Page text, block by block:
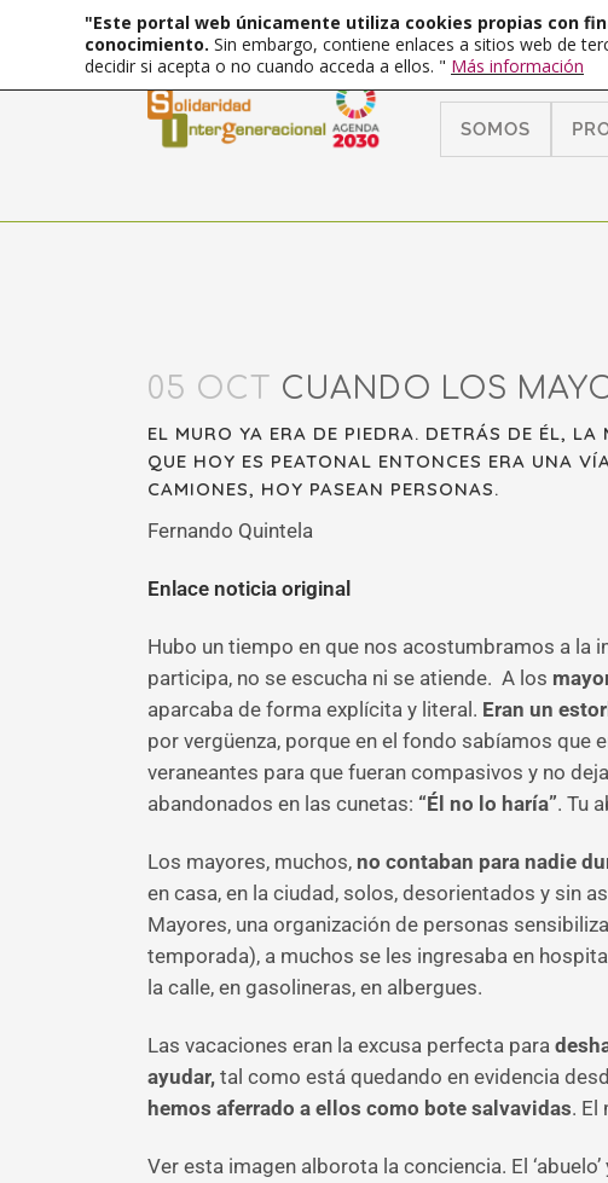
SOMOS
05 OCT CUANDO LOS
EL MURO YA ERA DE PIEDRA. DETRÁS DE ÉL,
QUE HOY ES PEATONAL ENTONCES ERA UNA
CAMIONES, HOY PASEAN PERSONAS.
Fernando Quintela
Enlace noticia original
Hubo un tiempo en que nos acostumbramos a la
participa, no se escucha ni se atiende. A los
aparcaba de forma explícita y literal. Eran un
por vergüenza, porque en el fondo sabíamos
veraneantes para que fueran compasivos y no
abandonados en las cunetas: “Él no lo haría”. Tu
Los mayores, muchos, no contaban para nadie
en casa, en la ciudad, solos, desorientados y sin
Mayores, una organización de personas
temporada), a muchos se les ingresaba en
la calle, en gasolineras, en albergues.
Las vacaciones eran la excusa perfecta para
ayudar, tal como está quedando en evidencia
hemos aferrado a ellos como bote salvavidas. El
Ver esta imagen alborota la conciencia. El ‘abuelo’
"Este portal web únicamente utiliza cookies propias con
conocimiento. Sin embargo, contiene enlaces a sitios web de
decidir si acepta o no cuando acceda a ellos. " Más información